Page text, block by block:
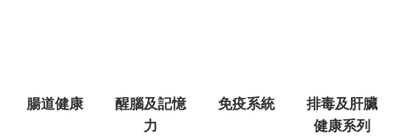
腸道健康
醒腦及記憶
力
免疫系統
排毒及肝臟
健康系列